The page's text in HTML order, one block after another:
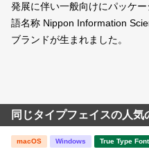
発展に伴い一般向けにパッケ
語名称 Nippon Information
ブランドが生まれました。
同じタイプフェイスの人気
macOS Windows True Type Font